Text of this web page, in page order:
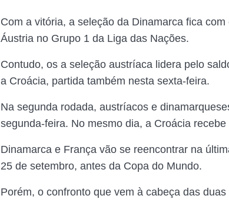
Com a vitória, a seleção da Dinamarca fica
Áustria no Grupo 1 da Liga das Nações.
Contudo, os a seleção austríaca lidera pelo
a Croácia, partida também nesta sexta-feira.
Na segunda rodada, austríacos e
segunda-feira. No mesmo dia, a Croácia
Dinamarca e França vão se reencontrar na
25 de setembro, antes da Copa do Mundo.
Porém, o confronto que vem à cabeça das